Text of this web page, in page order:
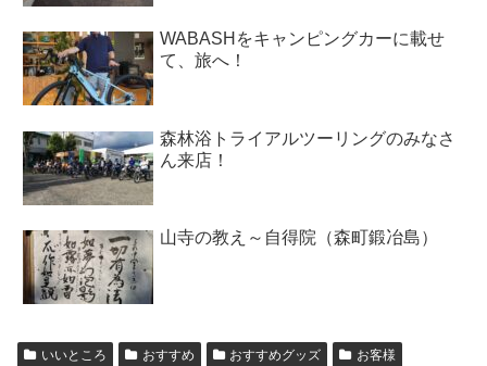
WABASHをキャンピングカーに載せ
て、旅へ！
森林浴トライアルツーリングのみなさ
ん来店！
山寺の教え～自得院（森町鍛冶島）
いいところ おすすめ おすすめグッズ
お客様